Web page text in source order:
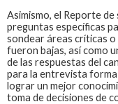
Asimismo, el Reporte
preguntas específicas
sondear áreas críticas o
fueron bajas, así como
de las respuestas del
para la entrevista
lograr un mejor
toma de decisiones de